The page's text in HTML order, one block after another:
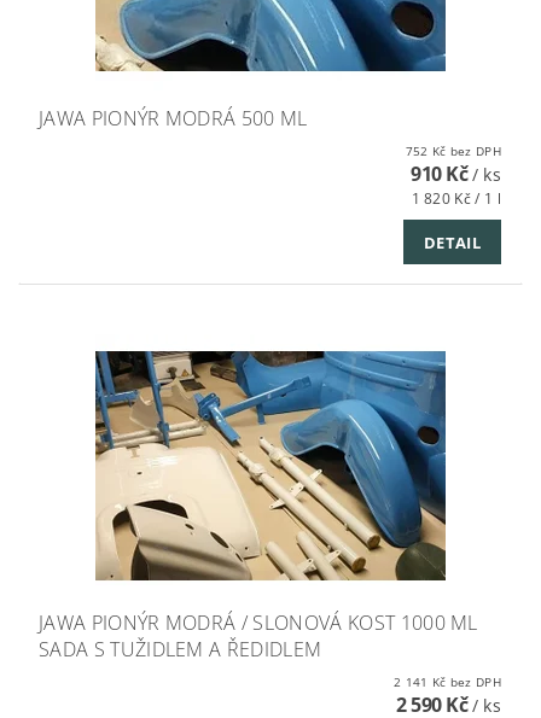
JAWA PIONÝR MODRÁ 500 ML
752 Kč bez DPH
910 Kč/ ks
1 820 Kč / 1 l
DETAIL
JAWA PIONÝR MODRÁ / SLONOVÁ KOST 1000 ML
SADA S TUŽIDLEM A ŘEDIDLEM
2 141 Kč bez DPH
2 590 Kč/ ks